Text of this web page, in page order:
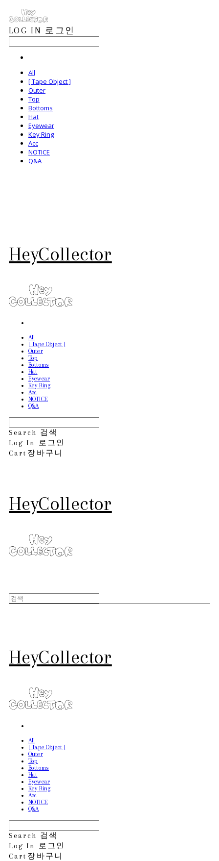
LOG IN 로그인
All
[ Tape Object ]
Outer
Top
Bottoms
Hat
Eyewear
Key Ring
Acc
NOTICE
Q&A
HeyCollector
All
[ Tape Object ]
Outer
Top
Bottoms
Hat
Eyewear
Key Ring
Acc
NOTICE
Q&A
Search 검색
Log In
로그인
Cart 장바구니
HeyCollector
HeyCollector
All
[ Tape Object ]
Outer
Top
Bottoms
Hat
Eyewear
Key Ring
Acc
NOTICE
Q&A
Search 검색
Log In
로그인
Cart 장바구니